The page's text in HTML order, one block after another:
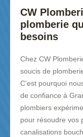
CW
plomberie
besoins
Chez CW
soucis de
C'est pourquoi
de confiance à
plombiers
pour résoudre vos
canalisations